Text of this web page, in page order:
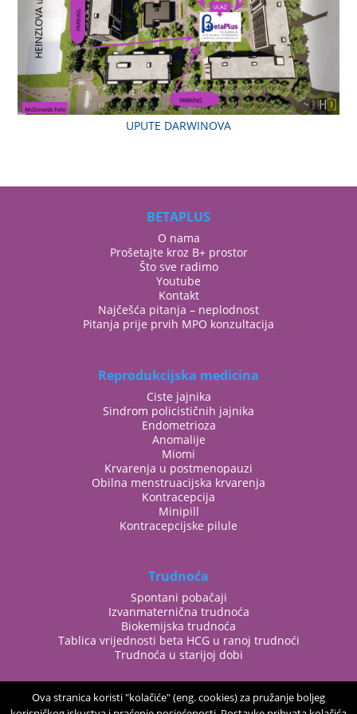
UPUTE DARWINOVA
BETAPLUS
O nama
Prošetajte kroz B+ prostor
Što sve radimo
Youtube
Kontakt
Najčešća pitanja – neplodnost
Pitanja prije prvih MPO konzultacija
Reprodukcijska medicina
Ciste jajnika
Sindrom policističnih jajnika
Endometrioza
Anomalije
Miomi
Krvarenja u postmenopauzi
Obilna menstruacijska krvarenja
Kontracepcija
Minipill
Kontracepcijske pilule
Trudnoća
Spontani pobačaji
Izvanmaternična trudnoća
Biokemijska trudnoća
Tablica vrijednosti beta HCG u ranoj trudnoći
Trudnoća u starijoj dobi
Ova stranica koristi "kolačiće" (eng. cookies) za pružanje boljeg